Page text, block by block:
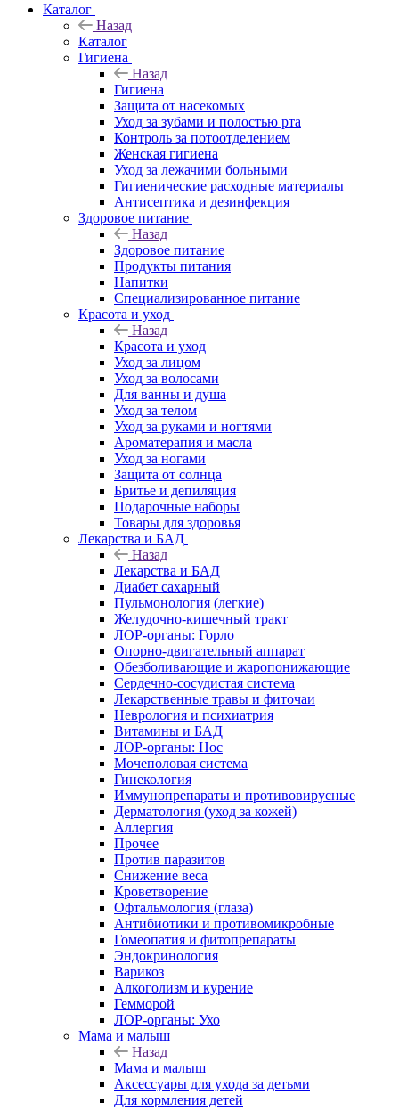
Каталог
Назад
Каталог
Гигиена
Назад
Гигиена
Защита от насекомых
Уход за зубами и полостью рта
Контроль за потоотделением
Женская гигиена
Уход за лежачими больными
Гигиенические расходные материалы
Антисептика и дезинфекция
Здоровое питание
Назад
Здоровое питание
Продукты питания
Напитки
Специализированное питание
Красота и уход
Назад
Красота и уход
Уход за лицом
Уход за волосами
Для ванны и душа
Уход за телом
Уход за руками и ногтями
Ароматерапия и масла
Уход за ногами
Защита от солнца
Бритье и депиляция
Подарочные наборы
Товары для здоровья
Лекарства и БАД
Назад
Лекарства и БАД
Диабет сахарный
Пульмонология (легкие)
Желудочно-кишечный тракт
ЛОР-органы: Горло
Опорно-двигательный аппарат
Обезболивающие и жаропонижающие
Сердечно-сосудистая система
Лекарственные травы и фиточаи
Неврология и психиатрия
Витамины и БАД
ЛОР-органы: Нос
Мочеполовая система
Гинекология
Иммунопрепараты и противовирусные
Дерматология (уход за кожей)
Аллергия
Прочее
Против паразитов
Снижение веса
Кроветворение
Офтальмология (глаза)
Антибиотики и противомикробные
Гомеопатия и фитопрепараты
Эндокринология
Варикоз
Алкоголизм и курение
Гемморой
ЛОР-органы: Ухо
Мама и малыш
Назад
Мама и малыш
Аксессуары для ухода за детьми
Для кормления детей